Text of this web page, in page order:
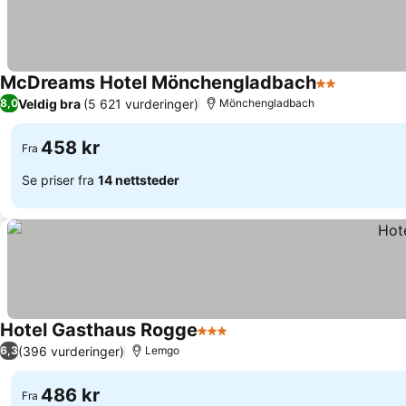
McDreams Hotel Mönchengladbach2 Stjerner
8,0Veldig bra (5 621 vurderinger) Mönchengladbach
Fra 458 kr
Se priser fra 14 nettsteder
Hotel Gasthaus Rogge3 Stjerner
6,3(396 vurderinger) Lemgo
Fra 486 kr